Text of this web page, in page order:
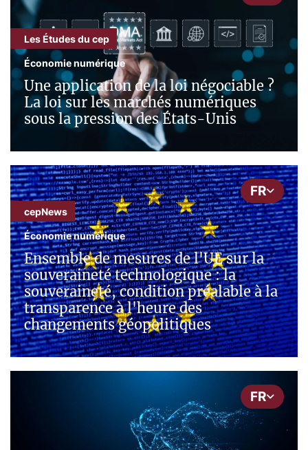
Les Études du cep
Économie numérique
Une application de la loi négociable ?
La loi sur les marchés numériques
sous la pression des États-Unis
FR
cepNews
Économie numérique
Ensemble de mesures de l'UE sur la
souveraineté technologique : la
souveraineté, condition préalable à la
transparence à l'heure des
changements géopolitiques
FR